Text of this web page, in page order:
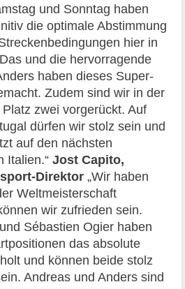
und Sonntag haben
die optimale Abstimmung
hier in
und die hervorragende
haben dieses Super-
Zudem sind wir in der
zwei vorgerückt. Auf
dürfen wir stolz sein und
auf den nächsten
Italien.“Jost Capito,
Direktor „Wir haben
Weltmeisterschaft
wir zufrieden sein.
Sébastien Ogier haben
das absolute
und können beide stolz
Andreas und Anders sind